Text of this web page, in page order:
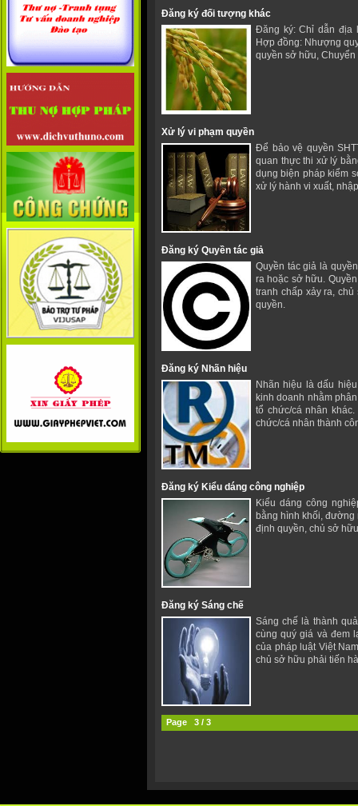
Đăng ký đối tượng khác
Đăng ký: Chỉ dẫn địa
Hợp đồng: Nhượng
quyền sở hữu,
Xử lý vi phạm quyền
Để bảo vệ quyền
quan thực thi xử lý
dụng biện pháp kiểm
xử lý hành vi xuất,
Đăng ký Quyền tác giả
Quyền tác giả là
ra hoặc sở hữu.
tranh chấp xảy ra,
quyền.
Đăng ký Nhãn hiệu
Nhãn hiệu là dấu
kinh doanh nhằm
tổ chức/cá nhân
chức/cá nhân thành
Đăng ký Kiểu dáng công nghiệp
Kiểu dáng công
bằng hình khối, đường
định quyền, chủ sở
Đăng ký Sáng chế
Sáng chế là thành
cùng quý giá và đem
của pháp luật Việt
chủ sở hữu phải tiến
Page 3 / 3